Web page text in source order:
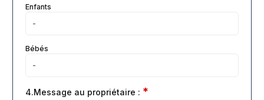
Enfants
Bébés
4.Message au propriétaire : *